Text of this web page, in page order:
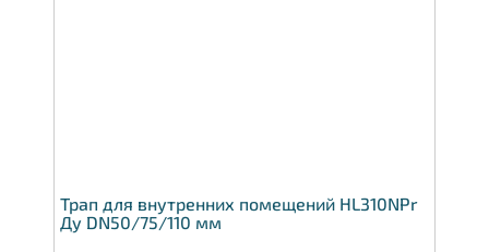
Трап для внутренних помещений HL310NPr
Ду DN50/75/110 мм